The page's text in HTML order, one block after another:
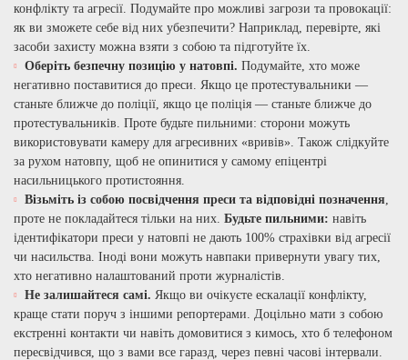
конфлікту та агресії. Подумайте про можливі загрози та провокації:
як ви зможете себе від них убезпечити? Наприклад, перевірте, які
засоби захисту можна взяти з собою та підготуйте їх.
Оберіть безпечну позицію у натовпі. Подумайте, хто може
негативно поставитися до преси. Якщо це протестувальники —
станьте ближче до поліції, якщо це поліція — станьте ближче до
протестувальників. Проте будьте пильними: сторони можуть
використовувати камеру для агресивних «вривів». Також слідкуйте
за рухом натовпу, щоб не опинитися у самому епіцентрі
насильницького протистояння.
Візьміть із собою посвідчення преси та відповідні позначення
проте не покладайтеся тільки на них. Будьте пильними: навіть
ідентифікатори преси у натовпі не дають 100% страхівки від агресії
чи насильства. Іноді вони можуть навпаки привернути увагу тих,
хто негативно налаштований проти журналістів.
Не залишайтеся самі. Якщо ви очікуєте ескалації конфлікту,
краще стати поруч з іншими репортерами. Доцільно мати з собою
екстренні контакти чи навіть домовитися з кимось, хто б телефоном
пересвідчився, що з вами все гаразд, через певні часові інтервали.